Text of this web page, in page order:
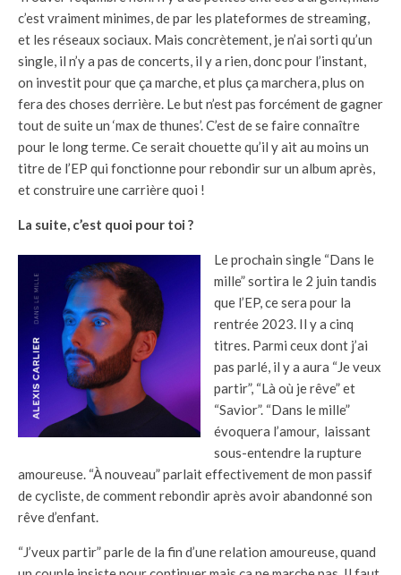
c’est vraiment minimes, de par les plateformes de streaming,
et les réseaux sociaux. Mais concrètement, je n’ai sorti qu’un
single, il n’y a pas de concerts, il y a rien, donc pour l’instant,
on investit pour que ça marche, et plus ça marchera, plus on
fera des choses derrière. Le but n’est pas forcément de gagner
tout de suite un ‘max de thunes’. C’est de se faire connaître
pour le long terme. Ce serait chouette qu’il y ait au moins un
titre de l’EP qui fonctionne pour rebondir sur un album après,
et construire une carrière quoi !
La suite, c’est quoi pour toi ?
Le prochain single “Dans le
mille” sortira le 2 juin tandis
que l’EP, ce sera pour la
rentrée 2023. Il y a cinq
titres. Parmi ceux dont j’ai
pas parlé, il y a aura “Je veux
partir”, “Là où je rêve” et
“Savior”. “Dans le mille”
évoquera l’amour, laissant
sous-entendre la rupture
amoureuse. “À nouveau” parlait effectivement de mon passif
de cycliste, de comment rebondir après avoir abandonné son
rêve d’enfant.
“J’veux partir” parle de la fin d’une relation amoureuse, quand